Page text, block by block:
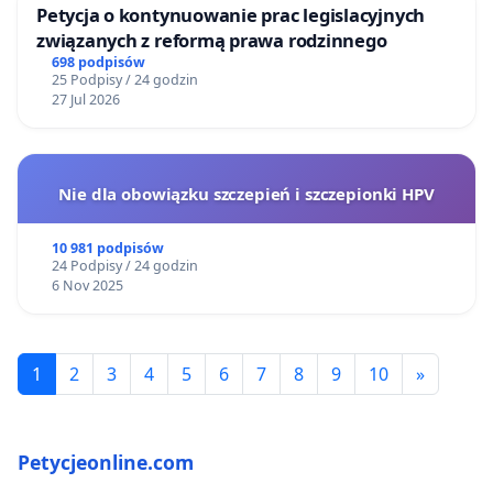
Petycja o kontynuowanie prac legislacyjnych
związanych z reformą prawa rodzinnego
698 podpisów
25 Podpisy / 24 godzin
27 Jul 2026
Nie dla obowiązku szczepień i szczepionki HPV
10 981 podpisów
24 Podpisy / 24 godzin
6 Nov 2025
1 2 3 4 5 6 7 8 9 10 »
Petycjeonline.com